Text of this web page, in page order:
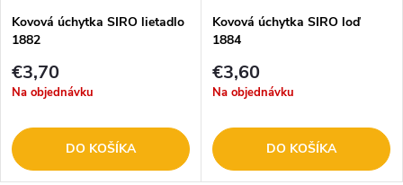
Kovová úchytka SIRO lietadlo
1882
€3,70
Na objednávku
DO KOŠÍKA
Kovová úchytka SIRO loď
1884
€3,60
Na objednávku
DO KOŠÍKA